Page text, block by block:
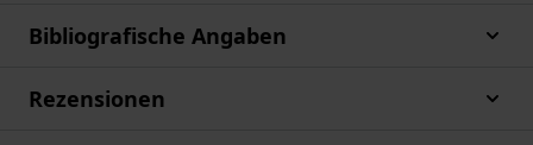
Bibliografische Angaben
Rezensionen